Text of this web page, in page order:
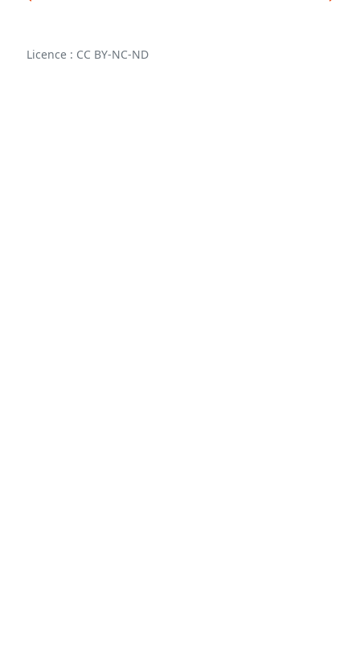
Licence : CC BY-NC-ND